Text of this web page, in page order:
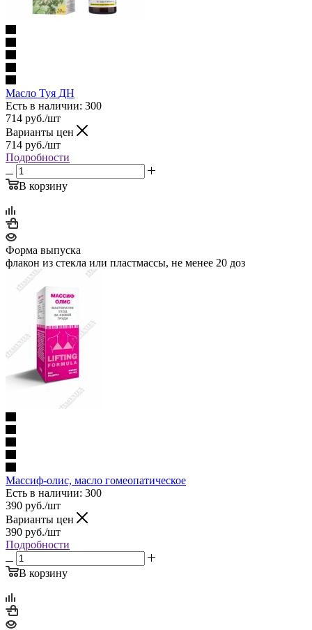
Масло Туя ДН
Есть в наличии: 300
714 руб./шт
Варианты цен
714 руб./шт
Подробности
В корзину
Форма выпуска
флакон из стекла или пластмассы, не менее 20 доз
Массиф-олис, масло гомеопатическое
Есть в наличии: 300
390 руб./шт
Варианты цен
390 руб./шт
Подробности
В корзину